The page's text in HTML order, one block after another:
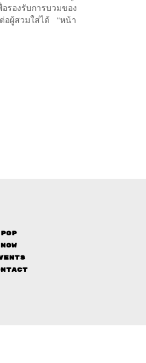
อรองรับการบวมของ
อผู้สวมใส่ได้ “หน้า
Pop
Now